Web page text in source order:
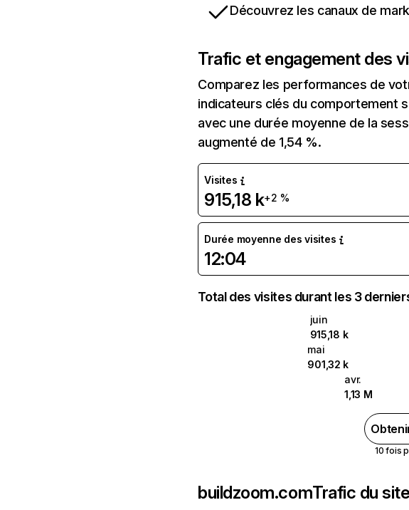
Découvrez les canaux de
Trafic et engagement des
Comparez les performances de
indicateurs clés du comportement
avec une durée moyenne de la
augmenté de 1,54 %.
Visites
915,18 k+2 %
Durée moyenne des visites
12:04
Total des visites durant les 3
juin
915,18 k
mai
901,32 k
avr.
1,13 M
10 fois
buildzoom.comTrafic du